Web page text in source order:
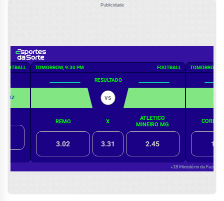
Publicidade